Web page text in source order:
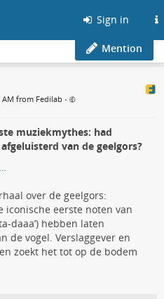
Sign in
Mention
AM from Fedilab •
muziekmythes: had
van de geelgors?
over de geelgors:
iconische eerste noten van
daaa’) hebben laten
de vogel. Verslaggever en
zoekt het tot op de bodem